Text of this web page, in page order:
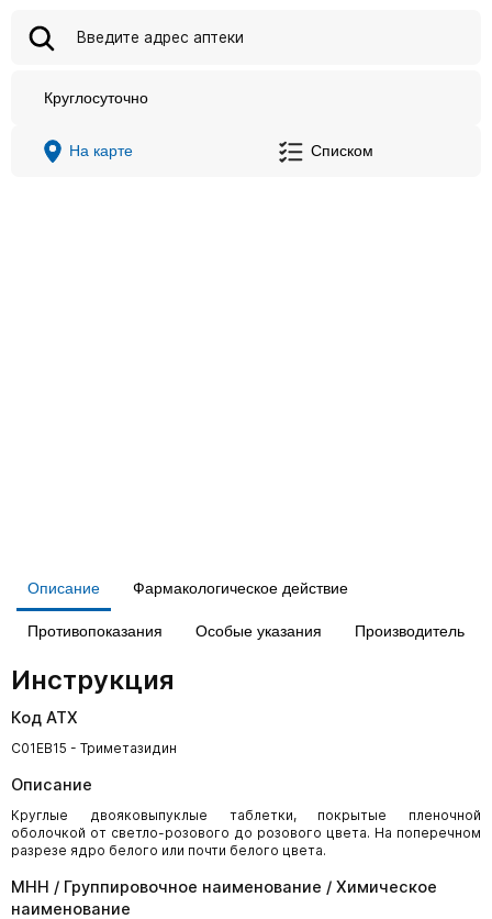
Круглосуточно
На карте Списком
Описание Фармакологическое действие
Противопоказания Особые указания Производитель
Инструкция
Код АТХ
C01EB15 - Триметазидин
Описание
Круглые двояковыпуклые таблетки, покрытые пленочной
оболочкой от светло-розового до розового цвета. На поперечном
разрезе ядро белого или почти белого цвета.
МНН / Группировочное наименование / Химическое
наименование